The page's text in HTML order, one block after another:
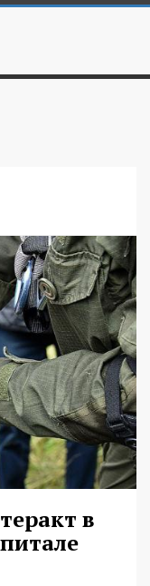
в